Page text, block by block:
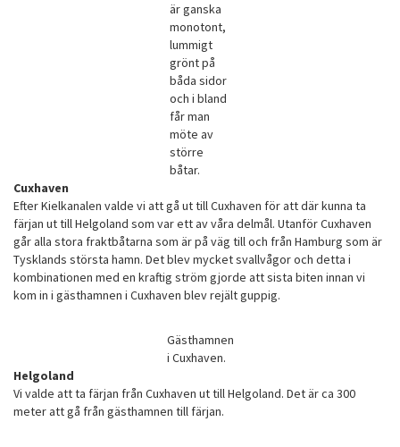
är ganska
monotont,
lummigt
grönt på
båda sidor
och i bland
får man
möte av
större
båtar.
Cuxhaven
Efter Kielkanalen valde vi att gå ut till Cuxhaven för att där kunna ta
färjan ut till Helgoland som var ett av våra delmål. Utanför Cuxhaven
går alla stora fraktbåtarna som är på väg till och från Hamburg som är
Tysklands största hamn. Det blev mycket svallvågor och detta i
kombinationen med en kraftig ström gjorde att sista biten innan vi
kom in i gästhamnen i Cuxhaven blev rejält guppig.
Gästhamnen
i Cuxhaven.
Helgoland
Vi valde att ta färjan från Cuxhaven ut till Helgoland. Det är ca 300
meter att gå från gästhamnen till färjan.